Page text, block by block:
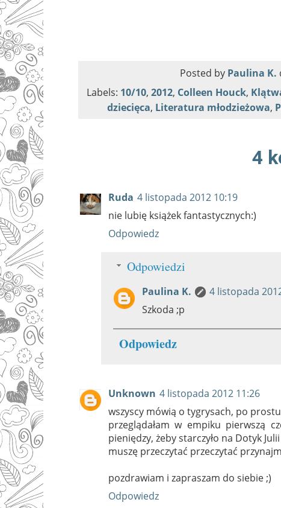
Posted by Paulina K.
Labels: 10/10, 2012, Colleen Houck,
dziecięca, Literatura młodzieżowa,
4
Ruda 4 listopada 2012 10:19
nie lubię książek fantastycznych:)
Odpowiedz
Odpowiedzi
Paulina K.
4 listopada
Szkoda ;p
Odpowiedz
Unknown 4 listopada 2012 11:26
wszyscy mówią o tygrysach, po
przeglądałam w empiku pierwszą
pieniędzy, żeby starczyło na Dotyk
muszę przeczytać przeczytać
pozdrawiam i zapraszam do siebie ;)
Odpowiedz